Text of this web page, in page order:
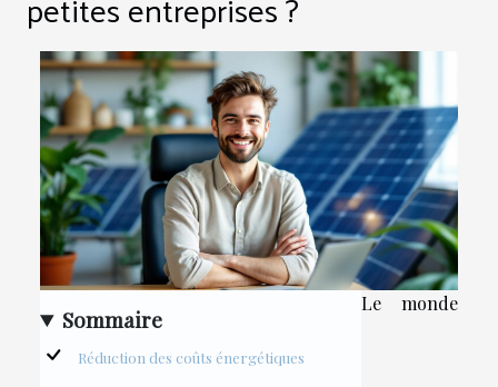
Sommaire
Réduction des coûts énergétiques
Le monde